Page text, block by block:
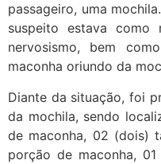
passageiro, uma
suspeito estava como
nervosismo, bem
maconha oriundo da
Diante da situação, foi
da mochila, sendo
de maconha, 02 (dois)
porção de maconha,